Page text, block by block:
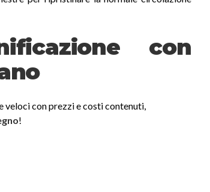
con
veloci con prezzi e costi contenuti,
!